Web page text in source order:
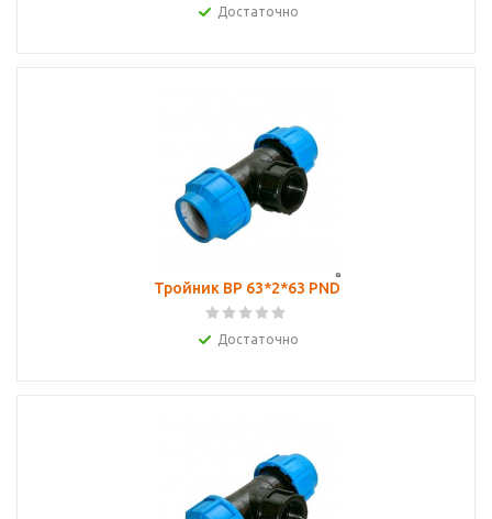
Достаточно
Тройник ВР 63*2*63 PND
Достаточно